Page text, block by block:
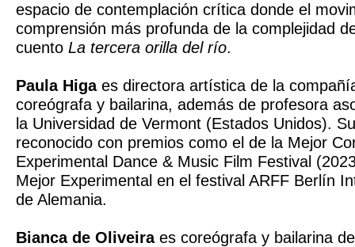
espacio de contemplación crítica donde el
comprensión más profunda de la complejidad
cuento La tercera orilla del río.
Paula Higaes directora artística de la
coreógrafa y bailarina, además de profesora
la Universidad de Vermont (Estados Unidos).
reconocido con premios como el de la Mejor
Experimental Dance & Music Film Festival
Mejor Experimental en el festival ARFF Berlín
de Alemania.
Bianca de Oliveiraes coreógrafa y bailarina